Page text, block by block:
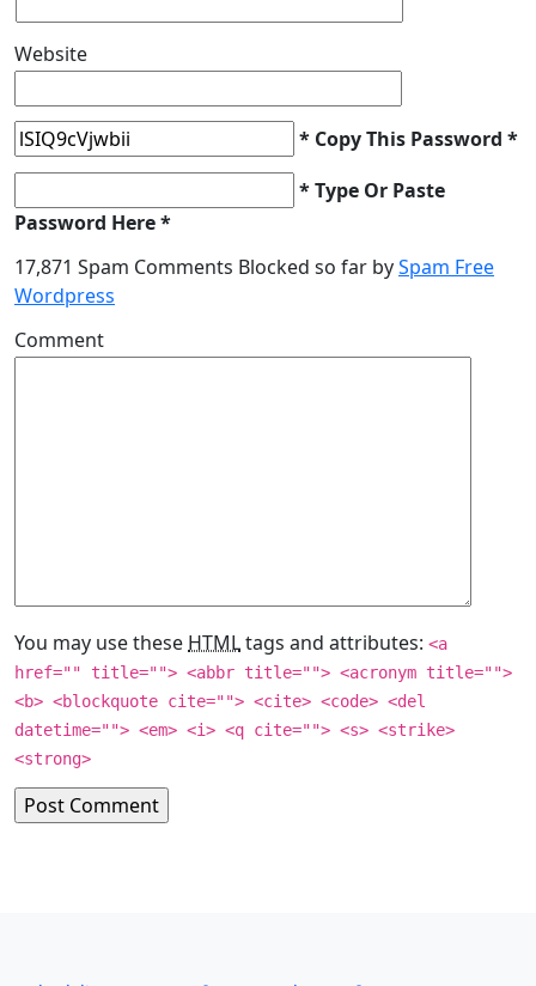
Website
* Copy This Password *
* Type Or Paste
Password Here *
17,871 Spam Comments Blocked so far bySpam Free
Wordpress
Comment
You may use theseHTMLtags and attributes: <a
href="" title=""> <abbr title=""> <acronym title="">
<b> <blockquote cite=""> <cite> <code> <del
datetime=""> <em> <i> <q cite=""> <s> <strike>
<strong>